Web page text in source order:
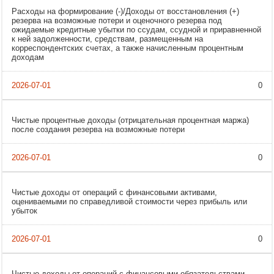
Расходы на формирование (-)/Доходы от восстановления (+)
резерва на возможные потери и оценочного резерва под
ожидаемые кредитные убытки по ссудам, ссудной и приравненной
к ней задолженности, средствам, размещенным на
корреспондентских счетах, а также начисленным процентным
доходам
0
Чистые процентные доходы (отрицательная процентная маржа)
после создания резерва на возможные потери
0
Чистые доходы от операций с финансовыми активами,
оцениваемыми по справедливой стоимости через прибыль или
убыток
0